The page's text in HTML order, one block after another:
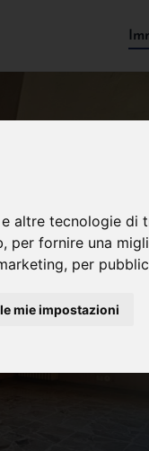
altre tecnologie di
, per fornire una
, per
mie impostazioni